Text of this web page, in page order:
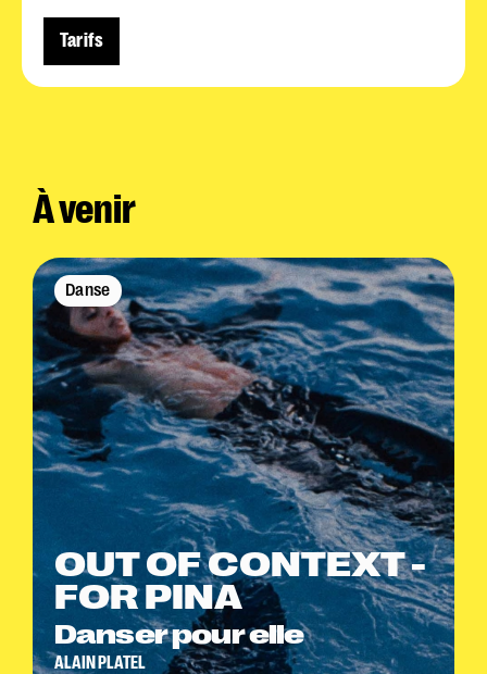
Tarifs
À venir
Danse
OUT OF CONTEXT -
FOR PINA
Danser pour elle
ALAIN PLATEL